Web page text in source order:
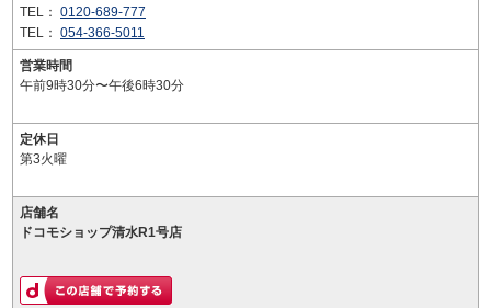
TEL： 0120-689-777
TEL： 054-366-5011
営業時間
午前9時30分〜午後6時30分
定休日
第3火曜
店舗名
ドコモショップ清水R1号店